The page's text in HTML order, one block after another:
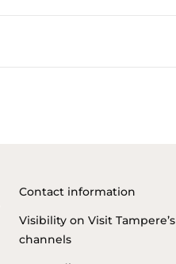
Contact information
Visibility on Visit Tampere’s
channels